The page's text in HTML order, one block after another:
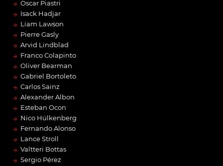
→ Oscar Piastri
→ Isack Hadjar
→ Liam Lawson
→ Pierre Gasly
→ Arvid Lindblad
→ Franco Colapinto
→ Oliver Bearman
→ Gabriel Bortoleto
→ Carlos Sainz
→ Alexander Albon
→ Esteban Ocon
→ Nico Hülkenberg
→ Fernando Alonso
→ Lance Stroll
→ Valtteri Bottas
→ Sergio Pérez